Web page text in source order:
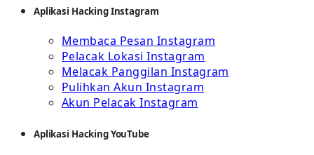
Aplikasi Hacking Instagram
Membaca Pesan Instagram
Pelacak Lokasi Instagram
Melacak Panggilan Instagram
Pulihkan Akun Instagram
Akun Pelacak Instagram
Aplikasi Hacking YouTube